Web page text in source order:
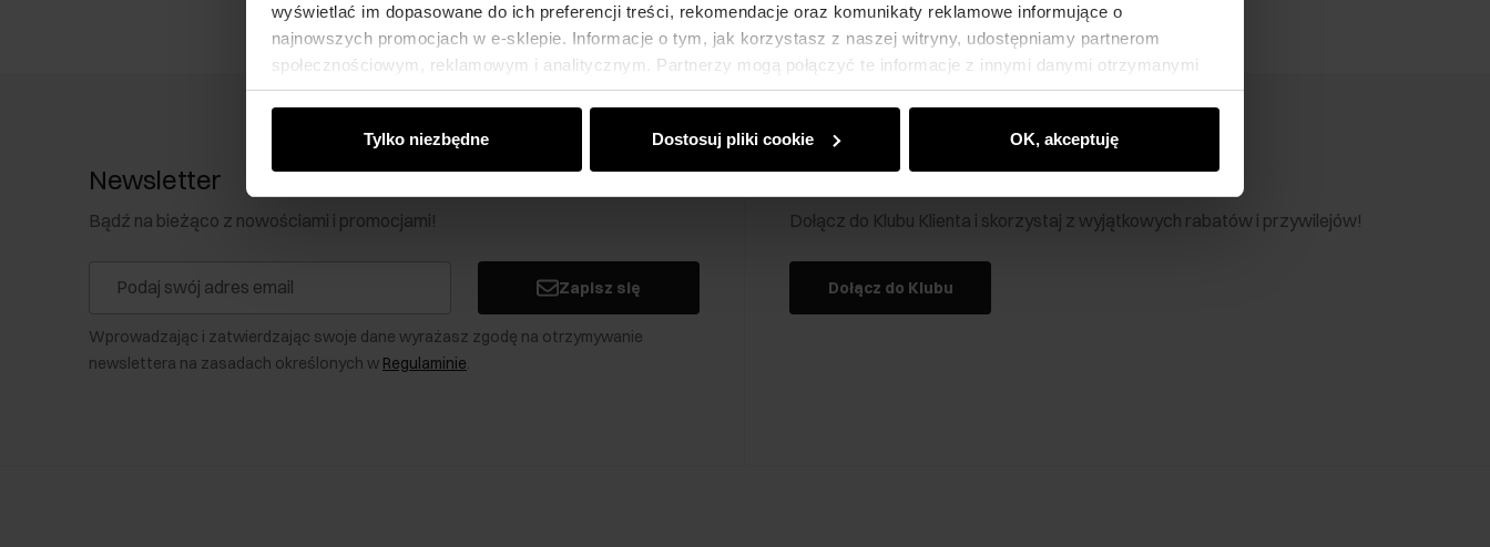
wyświetlać im dopasowane do ich preferencji treści, rekomendacje oraz komunikaty reklamowe informujące o
najnowszych promocjach w e-sklepie. Informacje o tym, jak korzystasz z naszej witryny, udostępniamy partnerom
społecznościowym, reklamowym i analitycznym. Partnerzy mogą połączyć te informacje z innymi danymi otrzymanymi
od Ciebie lub uzyskanymi podczas korzystania z ich usług.
Tylko niezbędne Dostosuj pliki cookie OK, akceptuję
Newsletter
Bądź na bieżąco z nowościami i promocjami!
Zapisz się
Wprowadzając i zatwierdzając swoje dane wyrażasz zgodę na otrzymywanie
newslettera na zasadach określonych w Regulaminie.
Klub Klienta Ochnik
Dołącz do Klubu Klienta i skorzystaj z wyjątkowych rabatów i przywilejów!
Dołącz do Klubu